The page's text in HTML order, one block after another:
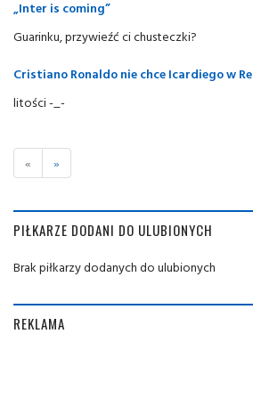
„Inter is coming”
Guarinku, przywieźć ci chusteczki?
Cristiano Ronaldo nie chce Icardiego w
litości -_-
« »
PIŁKARZE DODANI DO ULUBIONYCH
Brak piłkarzy dodanych do ulubionych
REKLAMA